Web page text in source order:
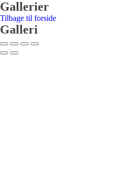
Gallerier
Tilbage til forside
Galleri